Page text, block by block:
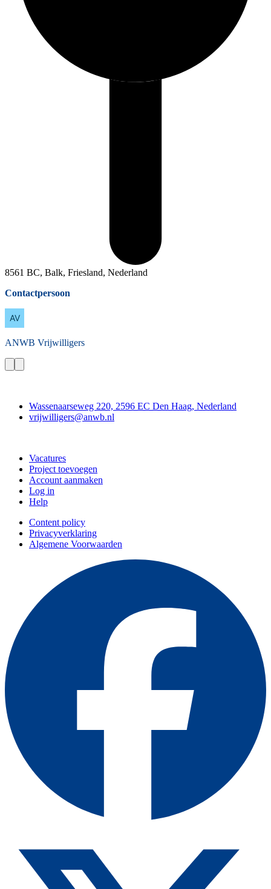
8561 BC, Balk, Friesland, Nederland
Contactpersoon
ANWB Vrijwilligers
Wassenaarseweg 220, 2596 EC Den Haag, Nederland
vrijwilligers@anwb.nl
Vacatures
Project toevoegen
Account aanmaken
Log in
Help
Content policy
Privacyverklaring
Algemene Voorwaarden